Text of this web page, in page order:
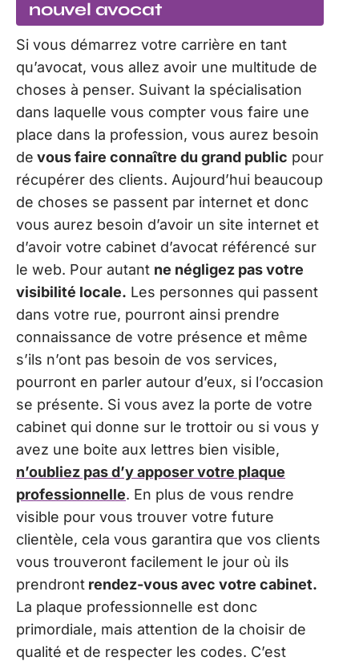
nouvel avocat
Si vous démarrez votre carrière en tant
qu’avocat, vous allez avoir une multitude de
choses à penser. Suivant la spécialisation
dans laquelle vous compter vous faire une
place dans la profession, vous aurez besoin
de vous faire connaître du grand public pour
récupérer des clients. Aujourd’hui beaucoup
de choses se passent par internet et donc
vous aurez besoin d’avoir un site internet et
d’avoir votre cabinet d’avocat référencé sur
le web. Pour autant ne négligez pas votre
visibilité locale. Les personnes qui passent
dans votre rue, pourront ainsi prendre
connaissance de votre présence et même
s’ils n’ont pas besoin de vos services,
pourront en parler autour d’eux, si l’occasion
se présente. Si vous avez la porte de votre
cabinet qui donne sur le trottoir ou si vous y
avez une boite aux lettres bien visible,
n’oubliez pas d’y apposer votre plaque
professionnelle. En plus de vous rendre
visible pour vous trouver votre future
clientèle, cela vous garantira que vos clients
vous trouveront facilement le jour où ils
prendront rendez-vous avec votre cabinet.
La plaque professionnelle est donc
primordiale, mais attention de la choisir de
qualité et de respecter les codes. C’est